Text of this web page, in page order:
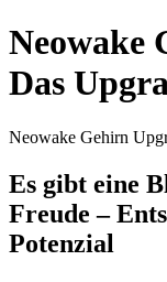
Neowake
Das
Neowake Gehirn
Es gibt eine
Freude –
Potenzial